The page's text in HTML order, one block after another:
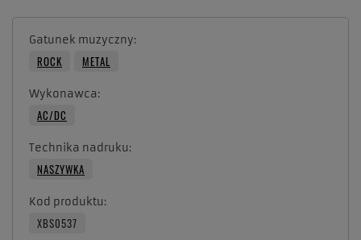
Gatunek muzyczny
ROCK METAL
Wykonawca
AC/DC
Technika nadruku
NASZYWKA
Kod produktu
XBS0537